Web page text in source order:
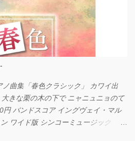
曲集「春色クラシック」 カワイ出
きな栗の木の下で ニャニュニョのて
バンドスコア イングヴェイ・マル
ワイド版 シンコーミュージック